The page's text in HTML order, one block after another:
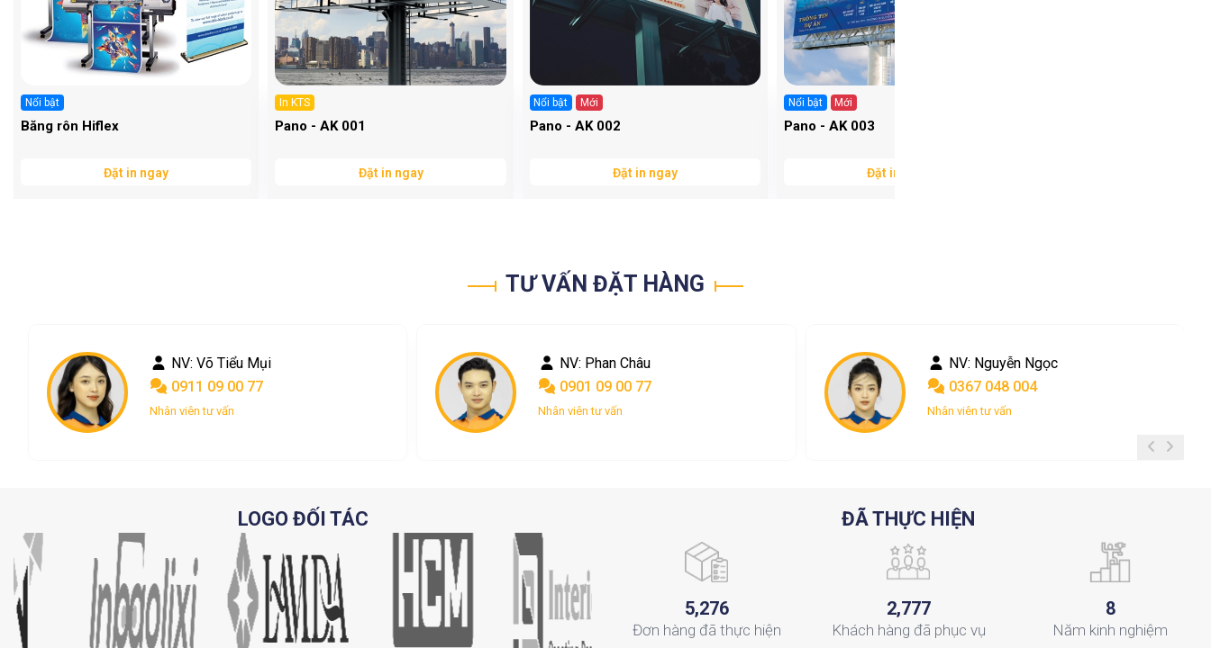
Nổi bật
Băng rôn Hiflex
Đặt in ngay
In KTS
Pano - AK 001
Đặt in ngay
Nổi bật Mới
Pano - AK 002
Đặt in ngay
Nổi bật Mới
Pano - AK 003
Đặt in ngay
TƯ VẤN ĐẶT HÀNG
NV: Võ Tiểu Mụi
0911 09 00 77
Nhân viên tư vấn
NV: Phan Châu
0901 09 00 77
Nhân viên tư vấn
NV: Nguyễn Ngọc
0367 048 004
Nhân viên tư vấn
LOGO ĐỐI TÁC ĐÃ THỰC HIỆN
5,276
Đơn hàng đã thực hiện
2,777
Khách hàng đã phục vụ
8
Năm kinh nghiệm